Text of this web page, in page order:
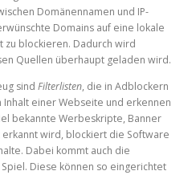
Domänennamen und IP-
Domains auf eine lokale
blockieren. Dadurch wird
Quellen überhaupt geladen wird.
sind Filterlisten, die in Adblockern
einer Webseite und erkennen
bekannte Werbeskripte, Banner
wird, blockiert die Software
Dabei kommt auch die
Diese können so eingerichtet